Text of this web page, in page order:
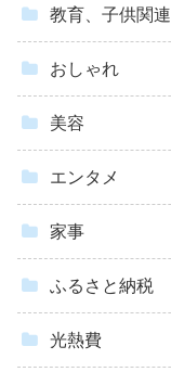
教育、子供関連
おしゃれ
美容
エンタメ
家事
ふるさと納税
光熱費